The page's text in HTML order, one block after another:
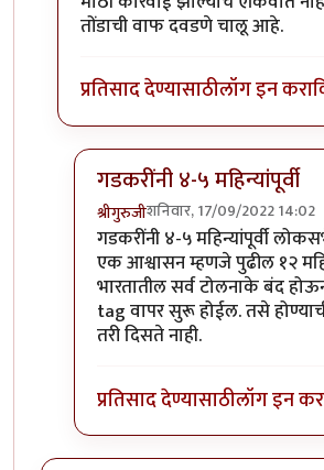
तोंडाची वाफ दवडणे चालू आहे.
प्रतिसाद देण्यासाठीलॉग इन करा
गडकरींनी ४-५ महिन्यांपूर्वी
श्रीगुरुजीशनिवार, 17/09/2022 14:02
In reply toपुणे सातारा
गडकरींनी ४-५ महिन्यांपूर्वी
एक आश्वासन म्हणजे पुढील १२
भारतातील सर्व टोलनाके बंद
tag वापर सुरू होईल. तसे
तरी दिसते नाही.
प्रतिसाद देण्यासाठीलॉग इन